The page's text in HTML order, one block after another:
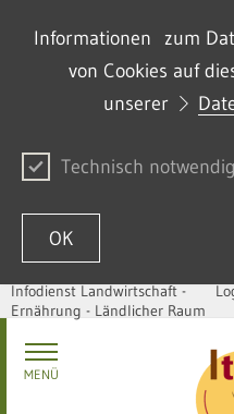
Informationen zum
von Cookies auf
unserer
Technisch
OK
Passer au contenu
Infodienst Landwirtschaft -
Ernährung - Ländlicher Raum
MENÜ